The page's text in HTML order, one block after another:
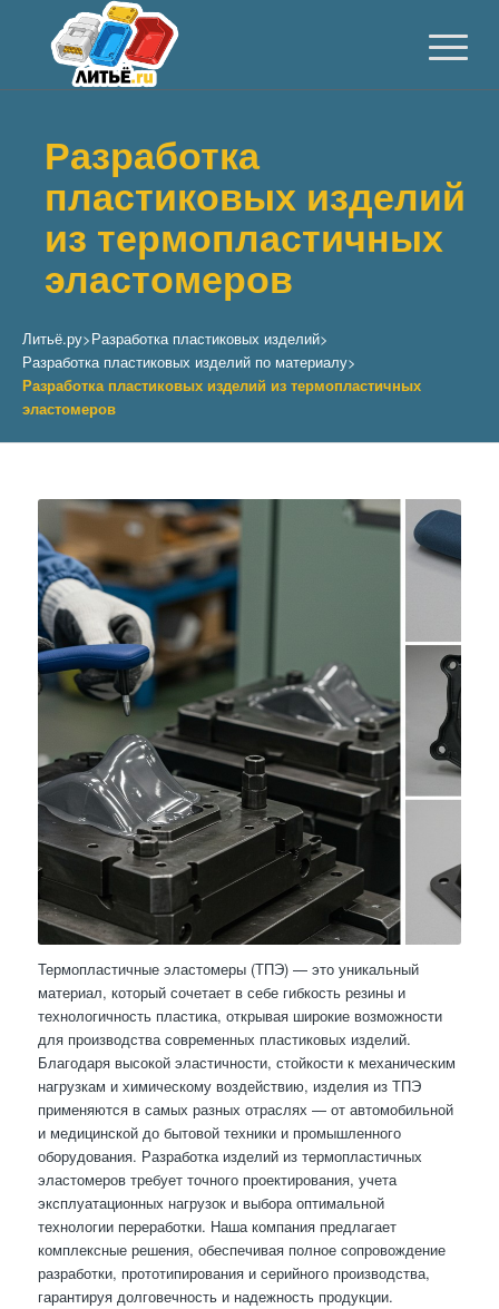
Разработка
пластиковых изделий
из термопластичных
эластомеров
Литьё.ру>Разработка пластиковых изделий>
Разработка пластиковых изделий по материалу>
Разработка пластиковых изделий из термопластичных
эластомеров
Термопластичные эластомеры (ТПЭ) — это уникальный
материал, который сочетает в себе гибкость резины и
технологичность пластика, открывая широкие возможности
для производства современных пластиковых изделий.
Благодаря высокой эластичности, стойкости к механическим
нагрузкам и химическому воздействию, изделия из ТПЭ
применяются в самых разных отраслях — от автомобильной
и медицинской до бытовой техники и промышленного
оборудования. Разработка изделий из термопластичных
эластомеров требует точного проектирования, учета
эксплуатационных нагрузок и выбора оптимальной
технологии переработки. Наша компания предлагает
комплексные решения, обеспечивая полное сопровождение
разработки, прототипирования и серийного производства,
гарантируя долговечность и надежность продукции.